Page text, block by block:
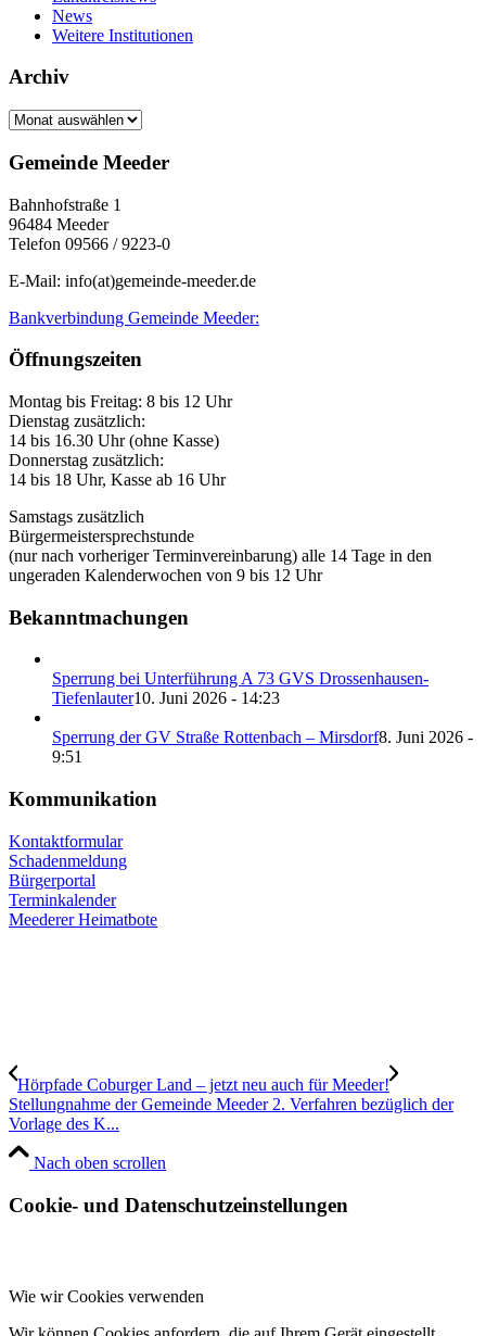
News
Weitere Institutionen
Archiv
Archiv
Gemeinde Meeder
Bahnhofstraße 1
96484 Meeder
Telefon 09566 / 9223-0
E-Mail: info(at)gemeinde-meeder.de
Bankverbindung Gemeinde Meeder:
Öffnungszeiten
Montag bis Freitag: 8 bis 12 Uhr
Dienstag zusätzlich:
14 bis 16.30 Uhr (ohne Kasse)
Donnerstag zusätzlich:
14 bis 18 Uhr, Kasse ab 16 Uhr
Samstags zusätzlich
Bürgermeistersprechstunde
(nur nach vorheriger Terminvereinbarung) alle 14 Tage in den
ungeraden Kalenderwochen von 9 bis 12 Uhr
Bekanntmachungen
Sperrung bei Unterführung A 73 GVS Drossenhausen-
Tiefenlauter10. Juni 2026 - 14:23
Sperrung der GV Straße Rottenbach – Mirsdorf8. Juni 2026 -
9:51
Kommunikation
Kontaktformular
Schadenmeldung
Bürgerportal
Terminkalender
Meederer Heimatbote
Hörpfade Coburger Land – jetzt neu auch für Meeder!
Stellungnahme der Gemeinde Meeder 2. Verfahren bezüglich der
Vorlage des K...
Nach oben scrollen
Cookie- und Datenschutzeinstellungen
Wie wir Cookies verwenden